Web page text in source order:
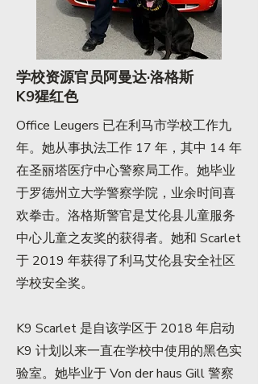
学校资源官员阿曼达·洛格斯
K9猩红色
Office Leugers 已在利马市学校工作九
年。她从事执法工作 17 年，其中 14 年
在圣丽塔医疗中心警察局工作。她毕业
于罗德州立大学警察学院，业余时间喜
欢拳击。洛格斯警官是艾伦县儿童服务
中心儿童之友奖的获得者。她和 Scarlet
于 2019 年获得了利马艾伦县安全社区
学校安全奖。
K9 Scarlet 是自该学区于 2018 年启动
K9 计划以来一直在学校中使用的黑色实
验室。她毕业于 Von der haus Gill 警察